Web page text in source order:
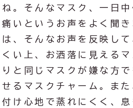
ね。そんなマスク、一日
痛いというお声をよく聞
は、そんなお声を反映し
くい上、お洒落に見える
りと同じマスクが嫌な方
せるマスクチャーム。ま
付け心地で蒸れにくく、